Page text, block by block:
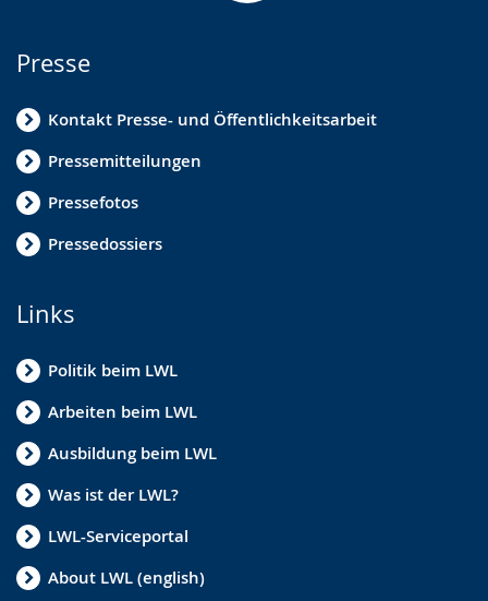
Presse
Kontakt Presse- und Öffentlichkeitsarbeit
Pressemitteilungen
Pressefotos
Pressedossiers
Links
Politik beim LWL
Arbeiten beim LWL
Ausbildung beim LWL
Was ist der LWL?
LWL-Serviceportal
About LWL (english)